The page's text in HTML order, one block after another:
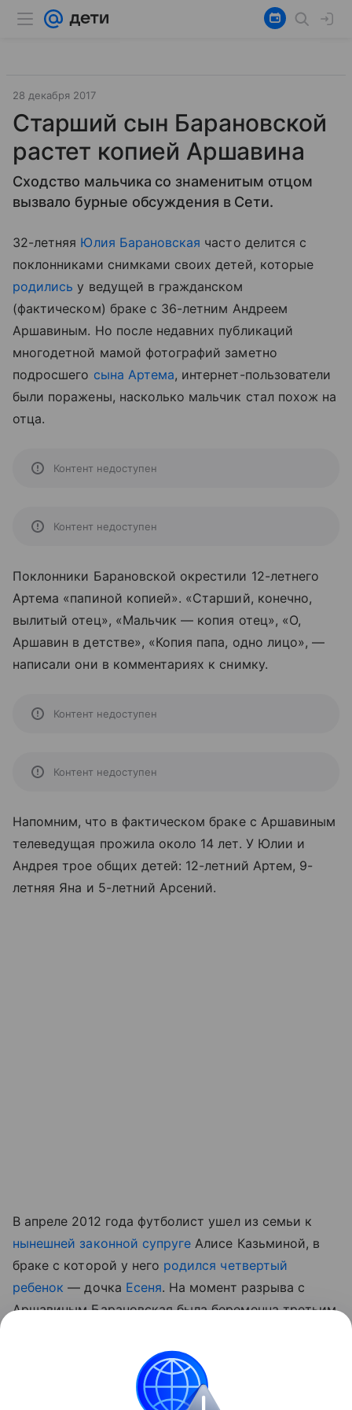
28 декабря 2017
Старший сын Барановской
растет копией Аршавина
Сходство мальчика со знаменитым отцом
вызвало бурные обсуждения в Сети.
32-летняя Юлия Барановская часто делится с
поклонниками снимками своих детей, которые
родились у ведущей в гражданском
(фактическом) браке с 36-летним Андреем
Аршавиным. Но после недавних публикаций
многодетной мамой фотографий заметно
подросшего сына Артема, интернет-пользователи
были поражены, насколько мальчик стал похож на
отца.
Контент недоступен
Контент недоступен
Поклонники Барановской окрестили 12-летнего
Артема «папиной копией». «Старший, конечно,
вылитый отец», «Мальчик — копия отец», «О,
Аршавин в детстве», «Копия папа, одно лицо», —
написали они в комментариях к снимку.
Контент недоступен
Контент недоступен
Напомним, что в фактическом браке с Аршавиным
телеведущая прожила около 14 лет. У Юлии и
Андрея трое общих детей: 12-летний Артем, 9-
летняя Яна и 5-летний Арсений.
В апреле 2012 года футболист ушел из семьи к
нынешней законной супруге Алисе Казьминой, в
браке с которой у него родился четвертый
ребенок — дочка Есеня. На момент разрыва с
Аршавиным Барановская была беременна третьим
Многодетные отцы, ушедшие из